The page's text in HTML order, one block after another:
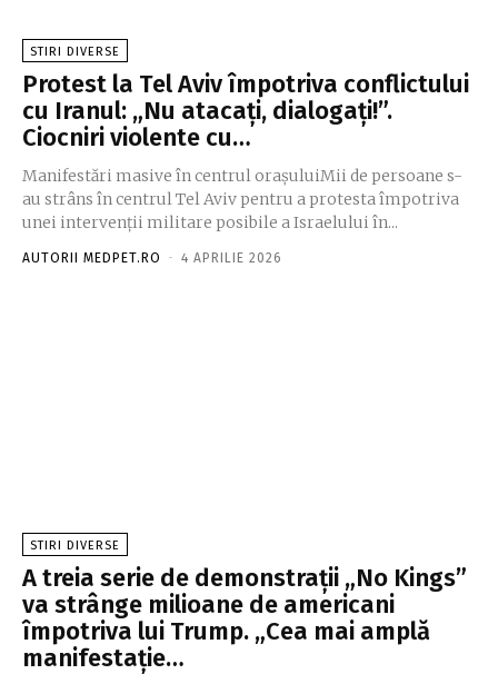
STIRI DIVERSE
Protest la Tel Aviv împotriva conflictului
cu Iranul: „Nu atacați, dialogați!”.
Ciocniri violente cu…
Manifestări masive în centrul orașuluiMii de persoane s-
au strâns în centrul Tel Aviv pentru a protesta împotriva
unei intervenții militare posibile a Israelului în...
AUTORII MEDPET.RO - 4 APRILIE 2026
STIRI DIVERSE
A treia serie de demonstrații „No Kings”
va strânge milioane de americani
împotriva lui Trump. „Cea mai amplă
manifestație…